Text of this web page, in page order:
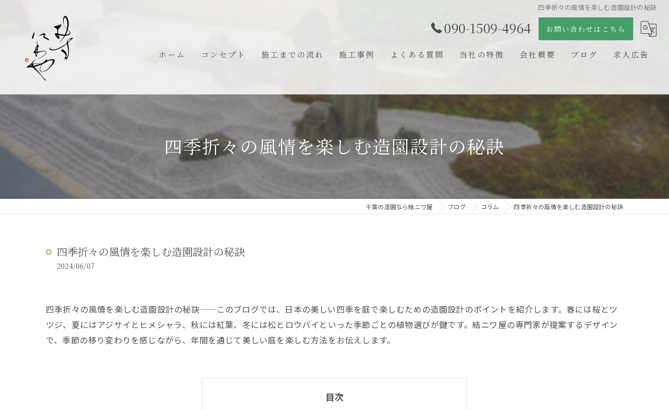
四季折々の風情を楽しむ造園設計の秘訣
090-1509-4964 お問い合わせはこちら
ホーム コンセプト 施工までの流れ 施工事例 よくある質問 当社の特徴
新築
リフォーム
会社概要 ブログ 求人広告
四季折々の風情を楽しむ造園設計の秘訣
千葉の造園なら結ニワ屋 ブログ コラム 四季折々の風情を楽しむ造園設計の秘訣
四季折々の風情を楽しむ造園設計の秘訣
2024/06/07
四季折々の風情を楽しむ造園設計の秘訣——このブログでは、日本の美しい四季を庭で楽しむための造園設計のポイントを紹介します。春には桜とツ
ツジ、夏にはアジサイとヒメシャラ、秋には紅葉、冬には松とロウバイといった季節ごとの植物選びが鍵です。結ニワ屋の専門家が提案するデザイン
で、季節の移り変わりを感じながら、年間を通じて美しい庭を楽しむ方法をお伝えします。
目次